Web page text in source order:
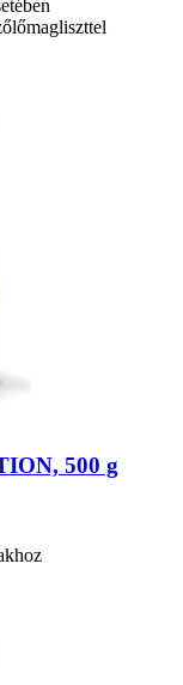
500 g